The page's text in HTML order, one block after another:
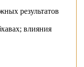
результатов
влияния